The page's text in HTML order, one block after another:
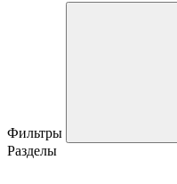
Фильтры
Разделы